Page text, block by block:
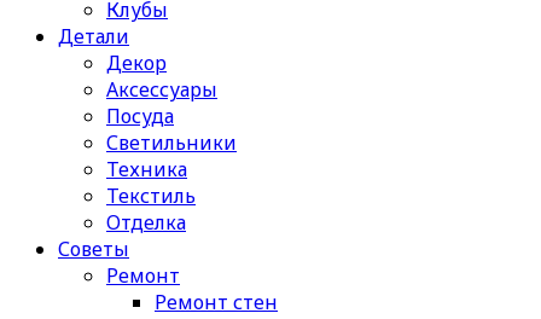
Клубы
Детали
Декор
Аксессуары
Посуда
Светильники
Техника
Текстиль
Отделка
Советы
Ремонт
Ремонт стен